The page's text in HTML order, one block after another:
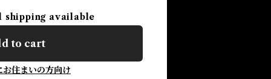
available
to cart
お住まいの方向け